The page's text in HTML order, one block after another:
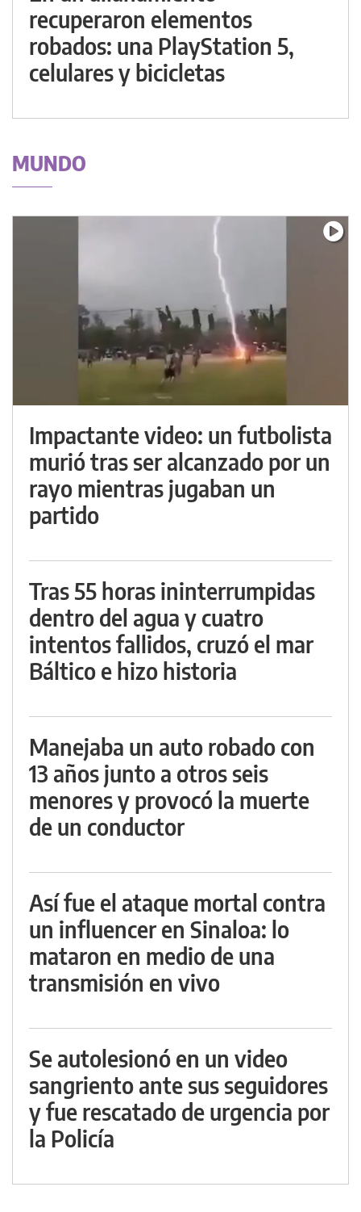
recuperaron elementos
robados: una PlayStation 5,
celulares y bicicletas
MUNDO
Impactante video: un futbolista
murió tras ser alcanzado por un
rayo mientras jugaban un
partido
Tras 55 horas ininterrumpidas
dentro del agua y cuatro
intentos fallidos, cruzó el mar
Báltico e hizo historia
Manejaba un auto robado con
13 años junto a otros seis
menores y provocó la muerte
de un conductor
Así fue el ataque mortal contra
un influencer en Sinaloa: lo
mataron en medio de una
transmisión en vivo
Se autolesionó en un video
sangriento ante sus seguidores
y fue rescatado de urgencia por
la Policía